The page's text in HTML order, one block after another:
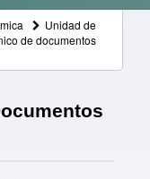
Unidad de
de documentos